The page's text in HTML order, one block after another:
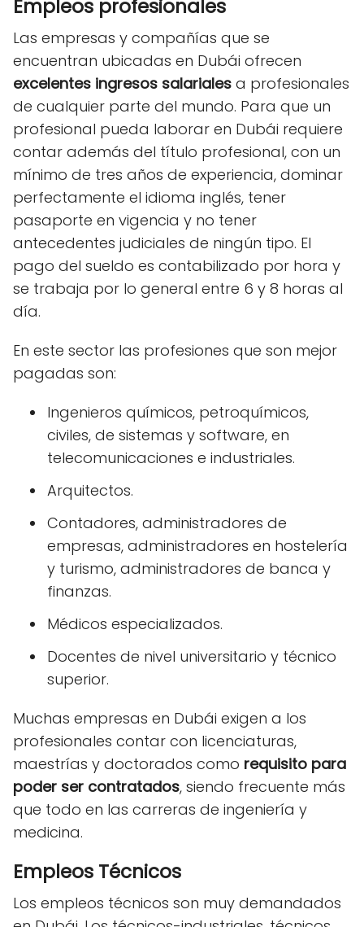
Empleos profesionales
Las empresas y compañías que se
encuentran ubicadas en Dubái ofrecen
excelentes ingresos salariales a profesionales
de cualquier parte del mundo. Para que un
profesional pueda laborar en Dubái requiere
contar además del título profesional, con un
mínimo de tres años de experiencia, dominar
perfectamente el idioma inglés, tener
pasaporte en vigencia y no tener
antecedentes judiciales de ningún tipo. El
pago del sueldo es contabilizado por hora y
se trabaja por lo general entre 6 y 8 horas al
día.
En este sector las profesiones que son mejor
pagadas son:
Ingenieros químicos, petroquímicos,
civiles, de sistemas y software, en
telecomunicaciones e industriales.
Arquitectos.
Contadores, administradores de
empresas, administradores en hostelería
y turismo, administradores de banca y
finanzas.
Médicos especializados.
Docentes de nivel universitario y técnico
superior.
Muchas empresas en Dubái exigen a los
profesionales contar con licenciaturas,
maestrías y doctorados como requisito para
poder ser contratados, siendo frecuente más
que todo en las carreras de ingeniería y
medicina.
Empleos Técnicos
Los empleos técnicos son muy demandados